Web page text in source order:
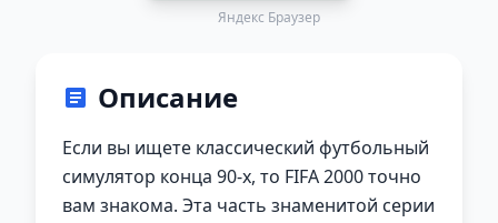
Яндекс Браузер
Описание
Если вы ищете классический футбольный
симулятор конца 90-х, то FIFA 2000 точно
вам знакома. Эта часть знаменитой серии